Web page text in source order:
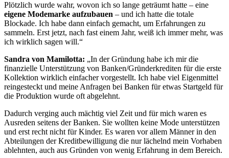
Plötzlich wurde wahr, wovon ich so lange geträumt hatte – eine
eigene Modemarke aufzubauen – und ich hatte die totale
Blockade. Ich habe dann einfach gemacht, um Erfahrungen zu
sammeln. Erst jetzt, nach fast einem Jahr, weiß ich immer mehr, was
ich wirklich sagen will.“
Sandra von Mamilotta: „In der Gründung habe ich mir die
finanzielle Unterstützung von Banken/Gründerkrediten für die erste
Kollektion wirklich einfacher vorgestellt. Ich habe viel Eigenmittel
reingesteckt und meine Anfragen bei Banken für etwas Startgeld für
die Produktion wurde oft abgelehnt.
Dadurch verging auch mächtig viel Zeit und für mich waren es
Ausreden seitens der Banken. Sie wollten keine Mode unterstützen
und erst recht nicht für Kinder. Es waren vor allem Männer in den
Abteilungen der Kreditbewilligung die nur lächelnd mein Vorhaben
ablehnten, auch aus Gründen von wenig Erfahrung in dem Bereich.